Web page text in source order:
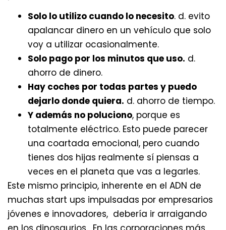
Solo lo utilizo cuando lo necesito. d. evito
apalancar dinero en un vehículo que solo
voy a utilizar ocasionalmente.
Solo pago por los minutos que uso. d.
ahorro de dinero.
Hay coches por todas partes y puedo
dejarlo donde quiera. d. ahorro de tiempo.
Y además no poluciono, porque es
totalmente eléctrico. Esto puede parecer
una coartada emocional, pero cuando
tienes dos hijas realmente sí piensas a
veces en el planeta que vas a legarles.
Este mismo principio, inherente en el ADN de
muchas start ups impulsadas por empresarios
jóvenes e innovadores, debería ir arraigando